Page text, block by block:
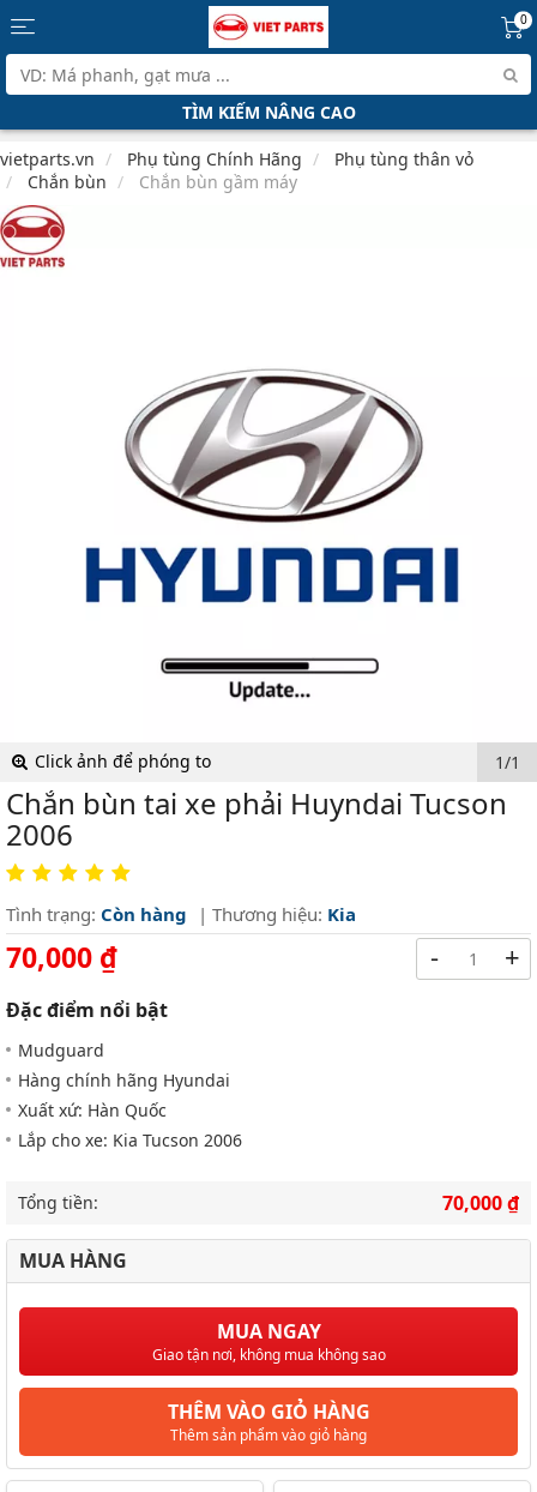
0
TÌM KIẾM NÂNG CAO
vietparts.vn Phụ tùng Chính Hãng
Phụ tùng thân vỏ
Chắn bùn
Chắn bùn gầm máy
Click ảnh để phóng to 1/1
Chắn bùn tai xe phải Huyndai Tucson
2006
Tình trạng: Còn hàng | Thương hiệu: Kia
70,000 ₫
Đặc điểm nổi bật
Mudguard
Hàng chính hãng Hyundai
Xuất xứ: Hàn Quốc
Lắp cho xe: Kia Tucson 2006
- +
Tổng tiền: 70,000 ₫
MUA HÀNG
MUA NGAY
Giao tận nơi, không mua không sao
THÊM VÀO GIỎ HÀNG
Thêm sản phẩm vào giỏ hàng